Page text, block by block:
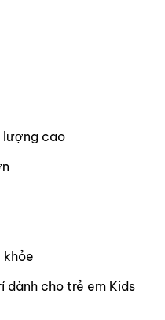
lượng cao
khỏe
dành cho trẻ em Kids